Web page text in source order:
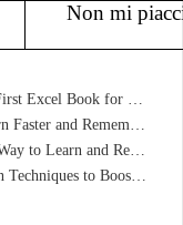
Non mi
Book for Beginners
and Remember More
and Remember More
Memory and Learning